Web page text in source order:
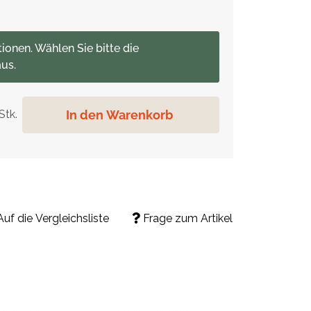
In den Warenkorb
Wählen Sie bitte die
Frage zum Artikel
die Vergleichsliste